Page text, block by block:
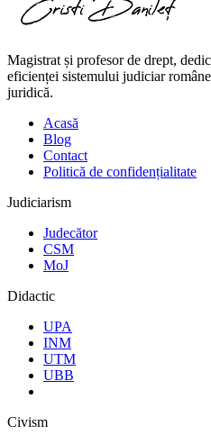
Magistrat și profesor de drept,
eficienței sistemului judiciar
juridică.
Acasă
Blog
Contact
Politică de confidențialitate
Judiciarism
Judecător
CSM
MoJ
Didactic
UPA
INM
UTM
UBB
Civism